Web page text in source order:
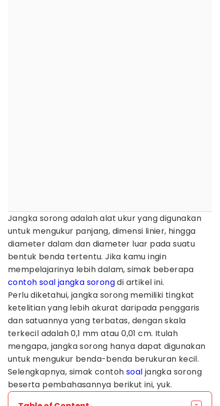
Jangka sorong adalah alat ukur yang digunakan
untuk mengukur panjang, dimensi linier, hingga
diameter dalam dan diameter luar pada suatu
bentuk benda tertentu. Jika kamu ingin
mempelajarinya lebih dalam, simak beberapa
contoh soal jangka sorongdi artikel ini.
Perlu diketahui, jangka sorong memiliki tingkat
ketelitian yang lebih akurat daripada penggaris
dan satuannya yang terbatas, dengan skala
terkecil adalah 0,1 mm atau 0,01 cm. Itulah
mengapa, jangka sorong hanya dapat digunakan
untuk mengukur benda-benda berukuran kecil.
Selengkapnya, simak contoh soal jangka sorong
beserta pembahasannya berikut ini, yuk.